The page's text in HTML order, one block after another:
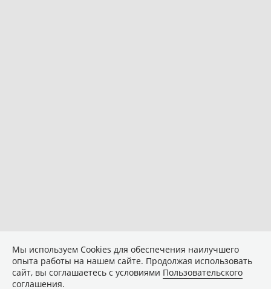
Мы используем Сookies для обеспечения наилучшего
опыта работы на нашем сайте. Продолжая использовать
сайт, вы соглашаетесь с условиями Пользовательского
соглашения.